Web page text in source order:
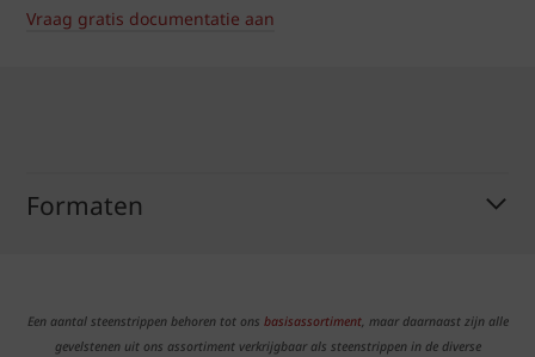
Vraag gratis documentatie aan
Formaten
Een aantal steenstrippen behoren tot ons basisassortiment, maar daarnaast zijn alle
gevelstenen uit ons assortiment verkrijgbaar als steenstrippen in de diverse